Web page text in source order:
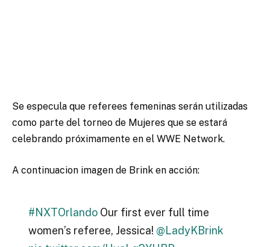
Se especula que referees femeninas serán utilizadas
como parte del torneo de Mujeres que se estará
celebrando próximamente en el WWE Network.
A continuacion imagen de Brink en acción:
#NXTOrlandoOur first ever full time
women’s referee, Jessica! @LadyKBrink